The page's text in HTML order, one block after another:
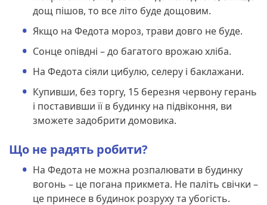
дощ пішов, то все літо буде дощовим.
Якщо на Федота мороз, трави довго не буде.
Сонце опівдні – до багатого врожаю хліба.
На Федота сіяли цибулю, селеру і баклажани.
Купивши, без торгу, 15 березня червону герань
і поставивши її в будинку на підвіконня, ви
зможете задобрити домовика.
Що не радять робити?
На Федота не можна розпалювати в будинку
вогонь – це погана прикмета. Не паліть свічки –
це принесе в будинок розруху та убогість.